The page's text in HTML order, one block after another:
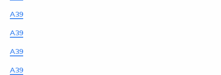
A39
A39
A39
A39